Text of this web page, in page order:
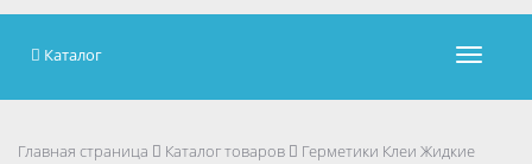
Каталог
Главная страница Каталог товаров
Герметики Клеи Жидкие